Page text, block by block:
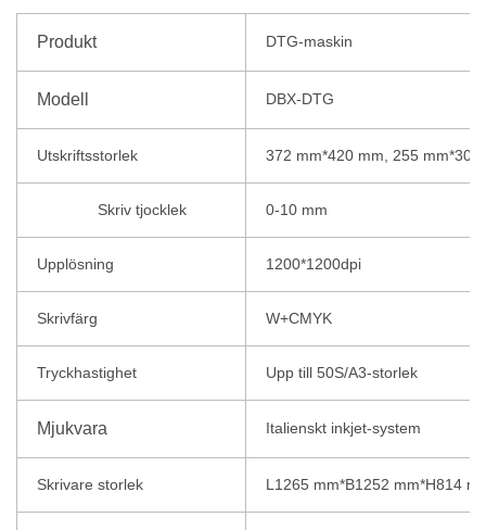
Produkt DTG-maskin
Modell DBX-DTG
Utskriftsstorlek 372 mm*420 mm, 255 mm*305
Skriv tjocklek 0-10 mm
Upplösning 1200*1200dpi
Skrivfärg W+CMYK
Tryckhastighet Upp till 50S/A3-storlek
Mjukvara Italienskt inkjet-system
Skrivare storlek L1265 mm*B1252 mm*H814